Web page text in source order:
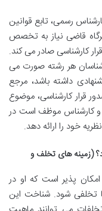
رسمی، تابع قوانین
قاضی نیاز به تخصص
کارشناسی صادر می کند.
هر رشته صورت می
داشته باشد، مرجع
قرار کارشناسی، موضوع
و کارشناس موظف است در
خود را ارائه دهد.
(زمینه های تخلف و
امکان پذیر است که او در
تخلفی شود. شناخت این